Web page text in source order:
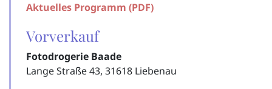
Aktuelles Programm (PDF)
Vorverkauf
Fotodrogerie Baade
Lange Straße 43, 31618 Liebenau